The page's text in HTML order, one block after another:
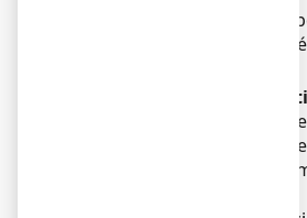
En cas de doute, il est
demander l'avis de votre
Avertissements et
Adressez-vous à votre
pharmacien ou avant de
500 EFFERVESCENT,